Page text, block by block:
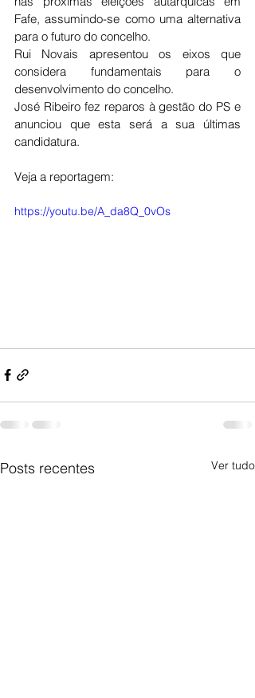
Fafe, assumindo-se como uma alternativa
para o futuro do concelho.
Rui Novais apresentou os eixos que
considera fundamentais para o
desenvolvimento do concelho.
José Ribeiro fez reparos à gestão do PS e
anunciou que esta será a sua últimas
candidatura.
Veja a reportagem:
https://youtu.be/A_da8Q_0vOs
Posts recentes Ver tudo